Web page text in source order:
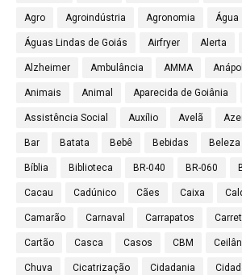
Agro Agroindústria Agronomia Água
Águas Lindas de Goiás Airfryer Alerta
Alzheimer Ambulância AMMA
Animais Animal Aparecida de Goiânia
Assistência Social Auxílio Avelã
Bar Batata Bebê Bebidas Beleza
Bíblia Biblioteca BR-040 BR-060
Cacau Cadúnico Cães Caixa
Camarão Carnaval Carrapatos
Cartão Casca Casos CBM
Chuva Cicatrização Cidadania